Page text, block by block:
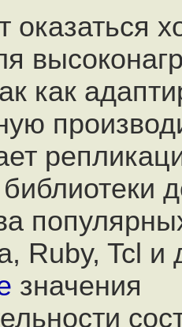
оказаться
как
библиотеки
Ruby, Tcl и
значения